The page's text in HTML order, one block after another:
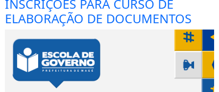
INSCRIÇÕES PARA CURSO DE
ELABORAÇÃO DE DOCUMENTOS